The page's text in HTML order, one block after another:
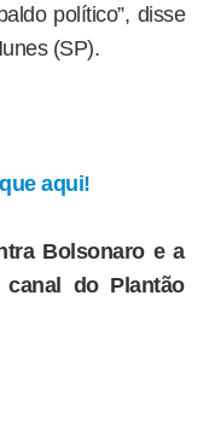
político”, disse
(SP).
aqui!
Bolsonaro e a
do Plantão